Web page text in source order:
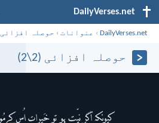
DailyVerses.net
DailyVerses.net
› عنوانات › حوصلہ افزائی
حوصلہ افزائی (2\2)